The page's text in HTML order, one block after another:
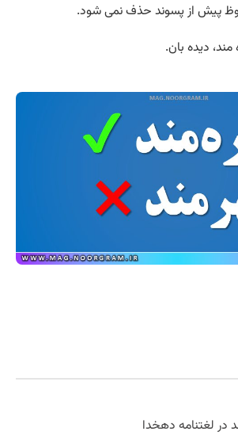
پیش از پسوند حذف نمی شود.
مند، دیده بان.
در لغتنامه دهخدا